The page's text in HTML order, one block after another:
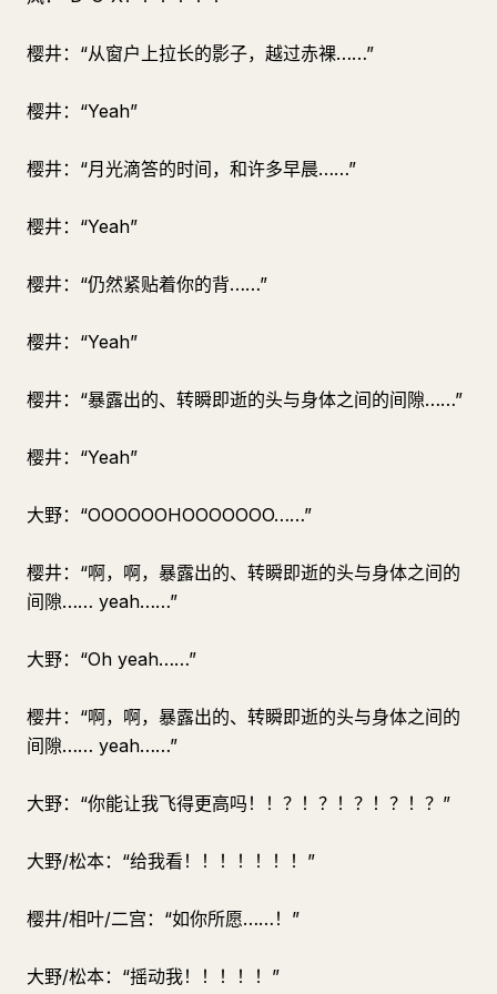
樱井：“从窗户上拉长的影子，越过赤裸……”
樱井：“Yeah”
樱井：“月光滴答的时间，和许多早晨……”
樱井：“Yeah”
樱井：“仍然紧贴着你的背……”
樱井：“Yeah”
樱井：“暴露出的、转瞬即逝的头与身体之间的间隙……”
樱井：“Yeah”
大野：“OOOOOOHOOOOOOO……”
樱井：“啊，啊，暴露出的、转瞬即逝的头与身体之间的
间隙…… yeah……”
大野：“Oh yeah……”
樱井：“啊，啊，暴露出的、转瞬即逝的头与身体之间的
间隙…… yeah……”
大野：“你能让我飞得更高吗！！？！？！？！？！？”
大野/松本：“给我看！！！！！！！”
樱井/相叶/二宫：“如你所愿……！”
大野/松本：“摇动我！！！！！”